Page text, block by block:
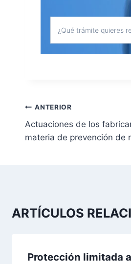
N
a
a
i
ANTERIOR
Actuaciones de los
materia de prevención de
ARTÍCULOS
Protección limitada